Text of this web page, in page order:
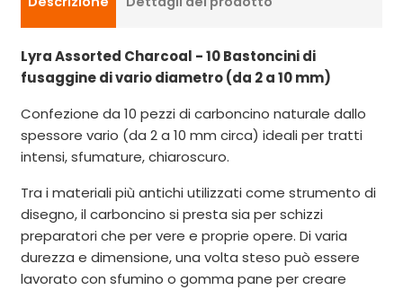
Lyra Assorted Charcoal - 10 Bastoncini di
fusaggine di vario diametro (da 2 a 10 mm)
Confezione da 10 pezzi di carboncino naturale dallo
spessore vario (da 2 a 10 mm circa) ideali per tratti
intensi, sfumature, chiaroscuro.
Tra i materiali più antichi utilizzati come strumento di
disegno, il carboncino si presta sia per schizzi
preparatori che per vere e proprie opere. Di varia
durezza e dimensione, una volta steso può essere
lavorato con sfumino o gomma pane per creare